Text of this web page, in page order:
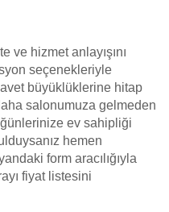
ve hizmet anlayışını
seçenekleriyle
büyüklüklerine hitap
salonumuza gelmeden
ev sahipliği
hemen
form aracılığıyla
fiyat listesini